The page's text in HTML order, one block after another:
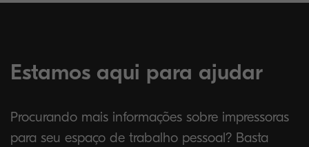
Estamos aqui para ajudar
Procurando mais informações sobre impressoras
para seu espaço de trabalho pessoal? Basta